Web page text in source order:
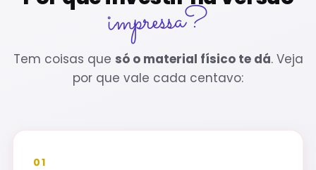
impressa?
Tem coisas que só o material físico te dá. Veja
por que vale cada centavo:
01